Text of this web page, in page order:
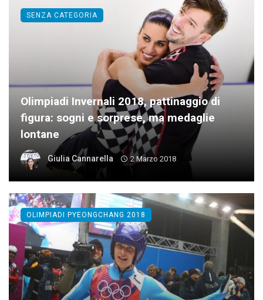
Olimpiadi Invernali 2018, pattinaggio di
figura: sogni e sorprese, ma medaglie
lontane
Giulia Cannarella 2 Marzo 2018
SENZA CATEGORIA
OLIMPIADI PYEONGCHANG 2018